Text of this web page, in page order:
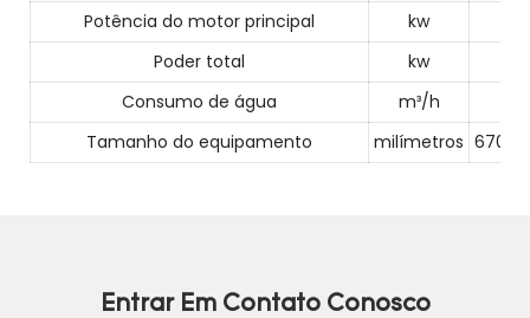
Potência do motor principal
kw
Poder total
kw
Consumo de água
m³/h
Tamanho do equipamento
milímetros
Entrar Em Contato Conosco